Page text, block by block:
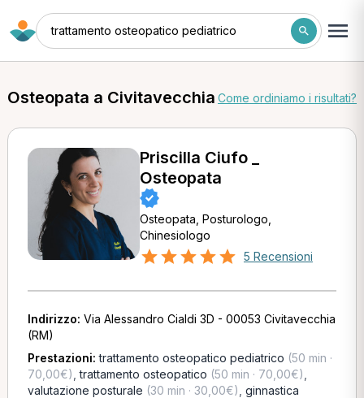
trattamento osteopatico pediatrico
Osteopata a Civitavecchia Come ordiniamo i risultati?
Priscilla Ciufo _
Osteopata
Osteopata, Posturologo,
Chinesiologo
5 Recensioni
Indirizzo: Via Alessandro Cialdi 3D - 00053 Civitavecchia
(RM)
Prestazioni:trattamento osteopatico pediatrico (50 min ·
70,00€) ,trattamento osteopatico (50 min · 70,00€)
valutazione posturale (30 min · 30,00€) ginnastica